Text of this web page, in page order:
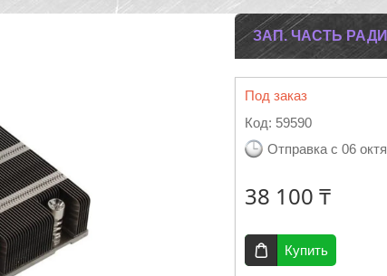
ЗАП. ЧАСТЬ
Под заказ
Код: 59590
Отправка с 06
38 100 ₸
Купить